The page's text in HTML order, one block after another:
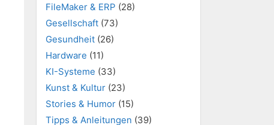
FileMaker & ERP (28)
Gesellschaft (73)
Gesundheit (26)
Hardware (11)
KI-Systeme (33)
Kunst & Kultur (23)
Stories & Humor (15)
Tipps & Anleitungen (39)